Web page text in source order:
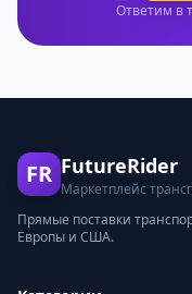
Ответим в
FR FutureRider
Маркетплейс
Прямые поставки
Европы и США.